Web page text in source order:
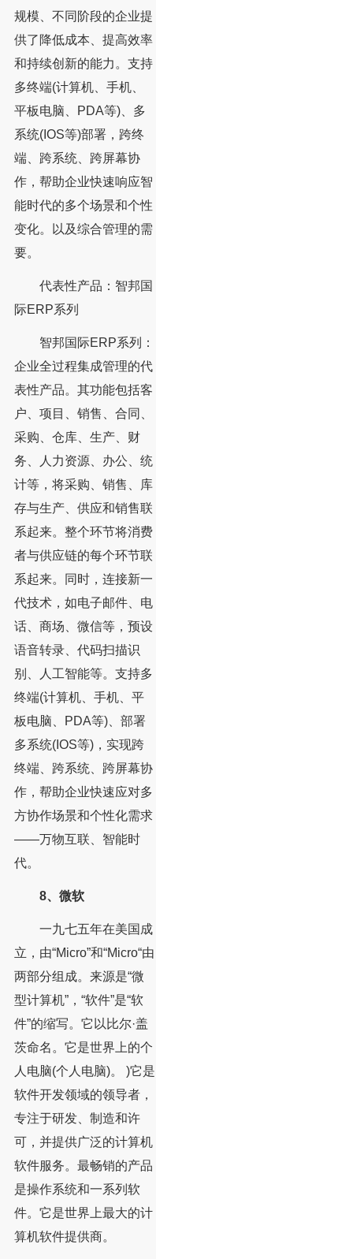
规模、不同阶段的企业提
供了降低成本、提高效率
和持续创新的能力。支持
多终端(计算机、手机、
平板电脑、PDA等)、多
系统(IOS等)部署，跨终
端、跨系统、跨屏幕协
作，帮助企业快速响应智
能时代的多个场景和个性
变化。以及综合管理的需
要。
代表性产品：智邦国
际ERP系列
智邦国际ERP系列：
企业全过程集成管理的代
表性产品。其功能包括客
户、项目、销售、合同、
采购、仓库、生产、财
务、人力资源、办公、统
计等，将采购、销售、库
存与生产、供应和销售联
系起来。整个环节将消费
者与供应链的每个环节联
系起来。同时，连接新一
代技术，如电子邮件、电
话、商场、微信等，预设
语音转录、代码扫描识
别、人工智能等。支持多
终端(计算机、手机、平
板电脑、PDA等)、部署
多系统(IOS等)，实现跨
终端、跨系统、跨屏幕协
作，帮助企业快速应对多
方协作场景和个性化需求
——万物互联、智能时
代。
8、微软
一九七五年在美国成
立，由“Micro”和“Micro“由
两部分组成。来源是“微
型计算机”，“软件”是“软
件”的缩写。它以比尔·盖
茨命名。它是世界上的个
人电脑(个人电脑)。 )它是
软件开发领域的领导者，
专注于研发、制造和许
可，并提供广泛的计算机
软件服务。最畅销的产品
是操作系统和一系列软
件。它是世界上最大的计
算机软件提供商。